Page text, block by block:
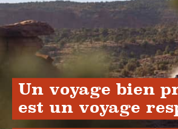
Un voyage bien
est un voyage